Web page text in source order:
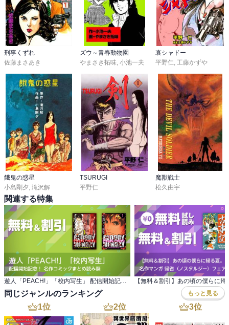
刑事くずれ
佐藤まさあき
ズウ～青春動物園
やまさき拓味 小池一夫
哀シャドー
平野仁 工藤かずや
餓鬼の惑星
小島剛夕, 滝沢解
TSURUGI
平野仁
魔獣戦士
松久由宇
関連する特集
遊人「PEACH!」「校内写生」 配信開始記念！ 名作コミックまとめ読み祭
同じジャンルのランキング もっと見る
1位 2位 3位